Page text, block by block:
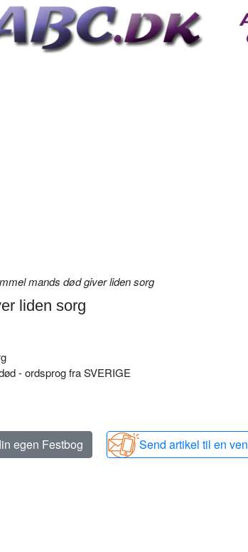
mands død giver liden sorg
liden sorg
- ordsprog fra SVERIGE
egen Festbog Send artikel til en ven